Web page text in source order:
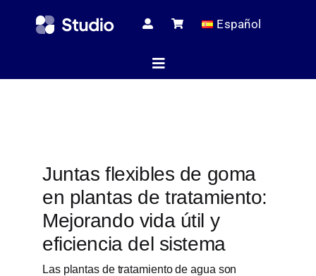
Español
Toggle
Artículos
Juntas flexibles de goma
en plantas de tratamiento:
Mejorando vida útil y
eficiencia del sistema
Las plantas de tratamiento de agua son